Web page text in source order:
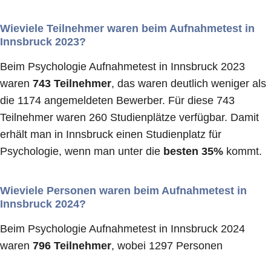
Wieviele Teilnehmer waren beim Aufnahmetest in
Innsbruck 2023?
Beim Psychologie Aufnahmetest in Innsbruck 2023
waren 743 Teilnehmer, das waren deutlich weniger als
die 1174 angemeldeten Bewerber. Für diese 743
Teilnehmer waren 260 Studienplätze verfügbar. Damit
erhält man in Innsbruck einen Studienplatz für
Psychologie, wenn man unter die besten 35% kommt.
Wieviele Personen waren beim Aufnahmetest in
Innsbruck 2024?
Beim Psychologie Aufnahmetest in Innsbruck 2024
waren 796 Teilnehmer, wobei 1297 Personen